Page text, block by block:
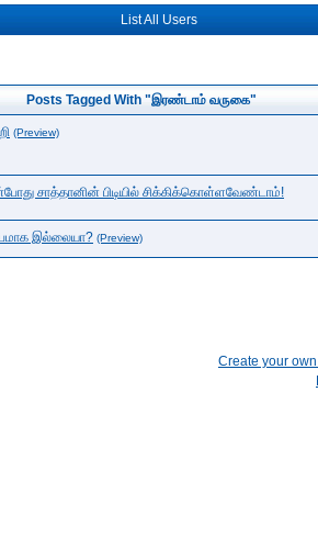
List All Users
Posts Tagged With "இரண்டாம் வருகை"
(Preview)
சாத்தானின் பிடியில் சிக்கிக்கொள்ளவேண்டாம்!
இல்லையா? (Preview)
Create your